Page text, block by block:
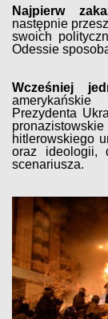
Najpierw
następnie
swoich
Odessie
Wcześniej
Prezydenta
hitlerowskiego
oraz ideologii,
scenariusza.